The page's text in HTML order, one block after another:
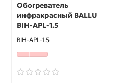
Обогреватель
инфракрасный BALLU
BIH-APL-1.5
BIH-APL-1.5